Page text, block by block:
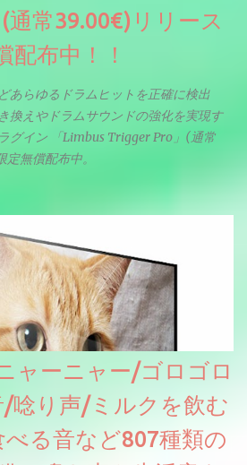
常39.00€)リリース
配布中！！
あらゆるドラムヒットを正確に検出
換えやドラムサウンドの強化を実現す
グイン 「Limbus Trigger Pro」(通常
無償配布中。
ャーニャー/ゴロゴロ
唸り声/ミルクを飲む
る音など807種類の